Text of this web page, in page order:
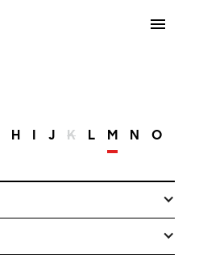
H I J K L M N O